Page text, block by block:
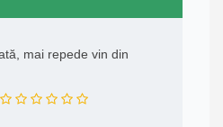
mai repede vin din